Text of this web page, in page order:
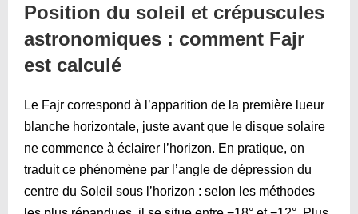
Position du soleil et crépuscules
astronomiques : comment Fajr
est calculé
Le Fajr correspond à l’apparition de la première lueur
blanche horizontale, juste avant que le disque solaire
ne commence à éclairer l’horizon. En pratique, on
traduit ce phénomène par l’angle de dépression du
centre du Soleil sous l’horizon : selon les méthodes